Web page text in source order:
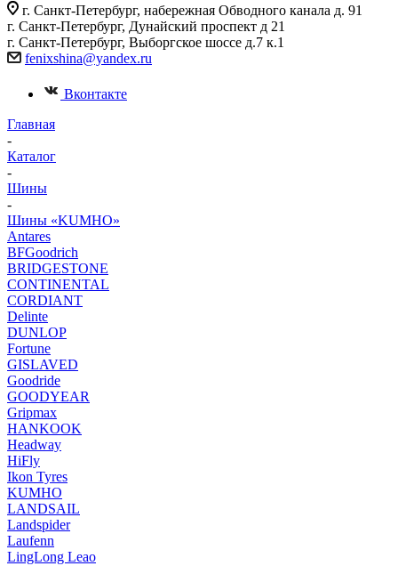
г. Санкт-Петербург, набережная Обводного канала д. 91
г. Санкт-Петербург, Дунайский проспект д 21
г. Санкт-Петербург, Выборгское шоссе д.7 к.1
fenixshina@yandex.ru
Вконтакте
Главная
-
Каталог
-
Шины
-
Шины «KUMHO»
Antares
BFGoodrich
BRIDGESTONE
CONTINENTAL
CORDIANT
Delinte
DUNLOP
Fortune
GISLAVED
Goodride
GOODYEAR
Gripmax
HANKOOK
Headway
HiFly
Ikon Tyres
KUMHO
LANDSAIL
Landspider
Laufenn
LingLong Leao